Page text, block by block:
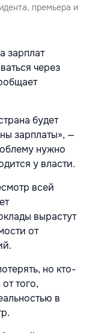
премьера и
зарплат
через
будет
зарплаты», —
нужно
у власти.
всей
вырастут
от
но кто-
того,
в